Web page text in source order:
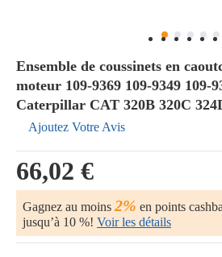
Ensemble de coussinets en
moteur 109-9369 109-9349 109-
Caterpillar CAT 320B 320C
Ajoutez Votre Avis
66,02 €
Gagnez au moins 2% en points
jusqu’à 10 %! Voir les détails